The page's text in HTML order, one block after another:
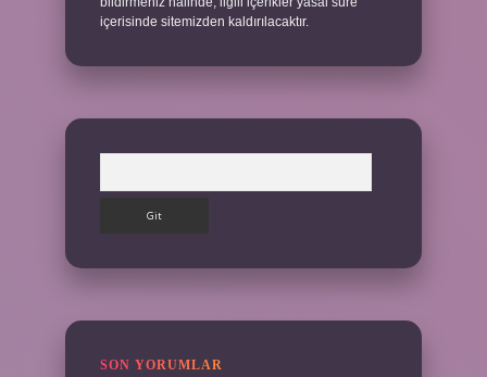
içerisinde sitemizden kaldırılacaktır.
SON YORUMLAR